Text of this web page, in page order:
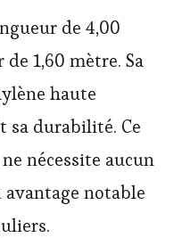
de 4,00
1,60 mètre. Sa
haute
durabilité. Ce
nécessite aucun
notable